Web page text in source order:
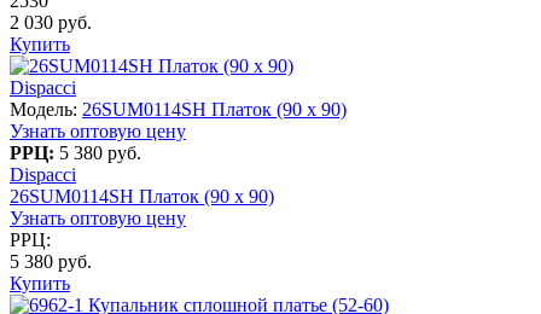
2 030 руб.
Купить
Dispacci
Модель: 26SUM0114SH Платок (90 х 90)
Узнать оптовую цену
РРЦ: 5 380 руб.
Dispacci
26SUM0114SH Платок (90 х 90)
Узнать оптовую цену
РРЦ:
5 380 руб.
Купить